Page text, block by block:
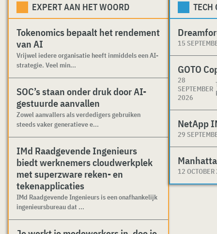
EXPERT AAN HET WOORD
Tokenomics bepaalt het rendement
van AI
Vrijwel iedere organisatie heeft inmiddels een AI-
strategie. Veel min...
SOC’s staan onder druk door AI-
gestuurde aanvallen
Zowel aanvallers als verdedigers gebruiken
steeds vaker generatieve e...
IMd Raadgevende Ingenieurs
biedt werknemers cloudwerkplek
met superzware reken- en
tekenapplicaties
IMd Raadgevende Ingenieurs is een onafhankelijk
ingenieursbureau dat ...
TECH
15
GOTO
28
SEPTEMBER
2026
NetApp
29
12